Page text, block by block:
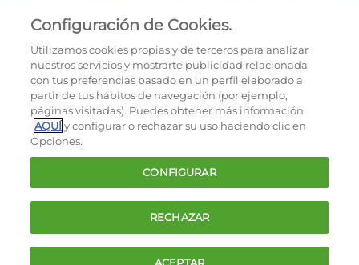
Cookies
Política de privacidad
Términos y condiciones de la oferta
Contacto
FAQ
Configuración de Cookies.
Utilizamos cookies propias y de terceros para analizar
nuestros servicios y mostrarte publicidad relacionada
con tus preferencias basado en un perfil elaborado a
partir de tus hábitos de navegación (por ejemplo,
páginas visitadas). Puedes obtener más información
AQUÍy configurar o rechazar su uso haciendo clic en
Opciones.
CONFIGURAR
RECHAZAR